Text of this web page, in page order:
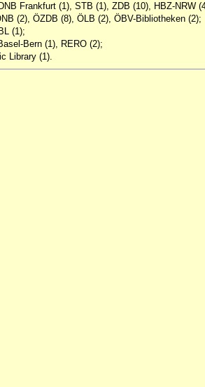
Frankfurt (1), STB (1), ZDB (10), HBZ-NRW
(2), ÖZDB (8), ÖLB (2), ÖBV-Bibliotheken (2);
(1);
Bern (1), RERO (2);
Library (1).